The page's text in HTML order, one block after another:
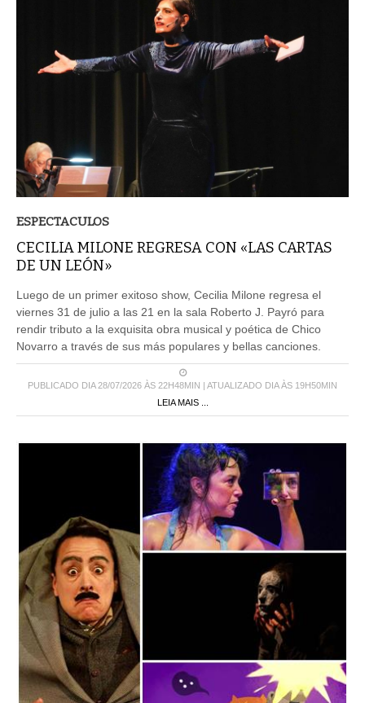
ESPECTACULOS
CECILIA MILONE REGRESA CON «LAS CARTAS
DE UN LEÓN»
Luego de un primer exitoso show, Cecilia Milone regresa el
viernes 31 de julio a las 21 en la sala Roberto J. Payró para
rendir tributo a la exquisita obra musical y poética de Chico
Novarro a través de sus más populares y bellas canciones.
PUBLICADO DIA 28/07/2026 ÀS 22H48MIN | ATUALIZADO DIA ÀS 19H50MIN
LEIA MAIS ...